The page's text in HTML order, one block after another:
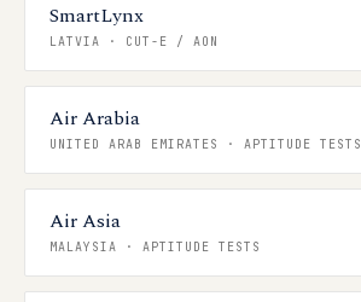
SmartLynx
LATVIA · CUT-E / AON
Air Arabia
UNITED ARAB EMIRATES · APTITUDE TESTS
Air Asia
MALAYSIA · APTITUDE TESTS